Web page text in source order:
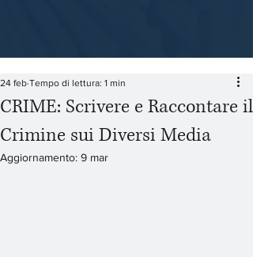
CRIME: Scrivere e Raccontare il
Crimine sui Diversi Media
24 feb Tempo di lettura: 1 min
Aggiornamento: 9 mar